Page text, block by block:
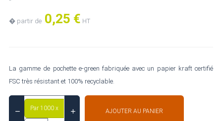
� partir de 0,25 € HT
La gamme de pochette e-green fabriquée avec un papier kraft certifié
FSC très résistant et 100% recyclable.
Par 1000 x AJOUTER AU PANIER